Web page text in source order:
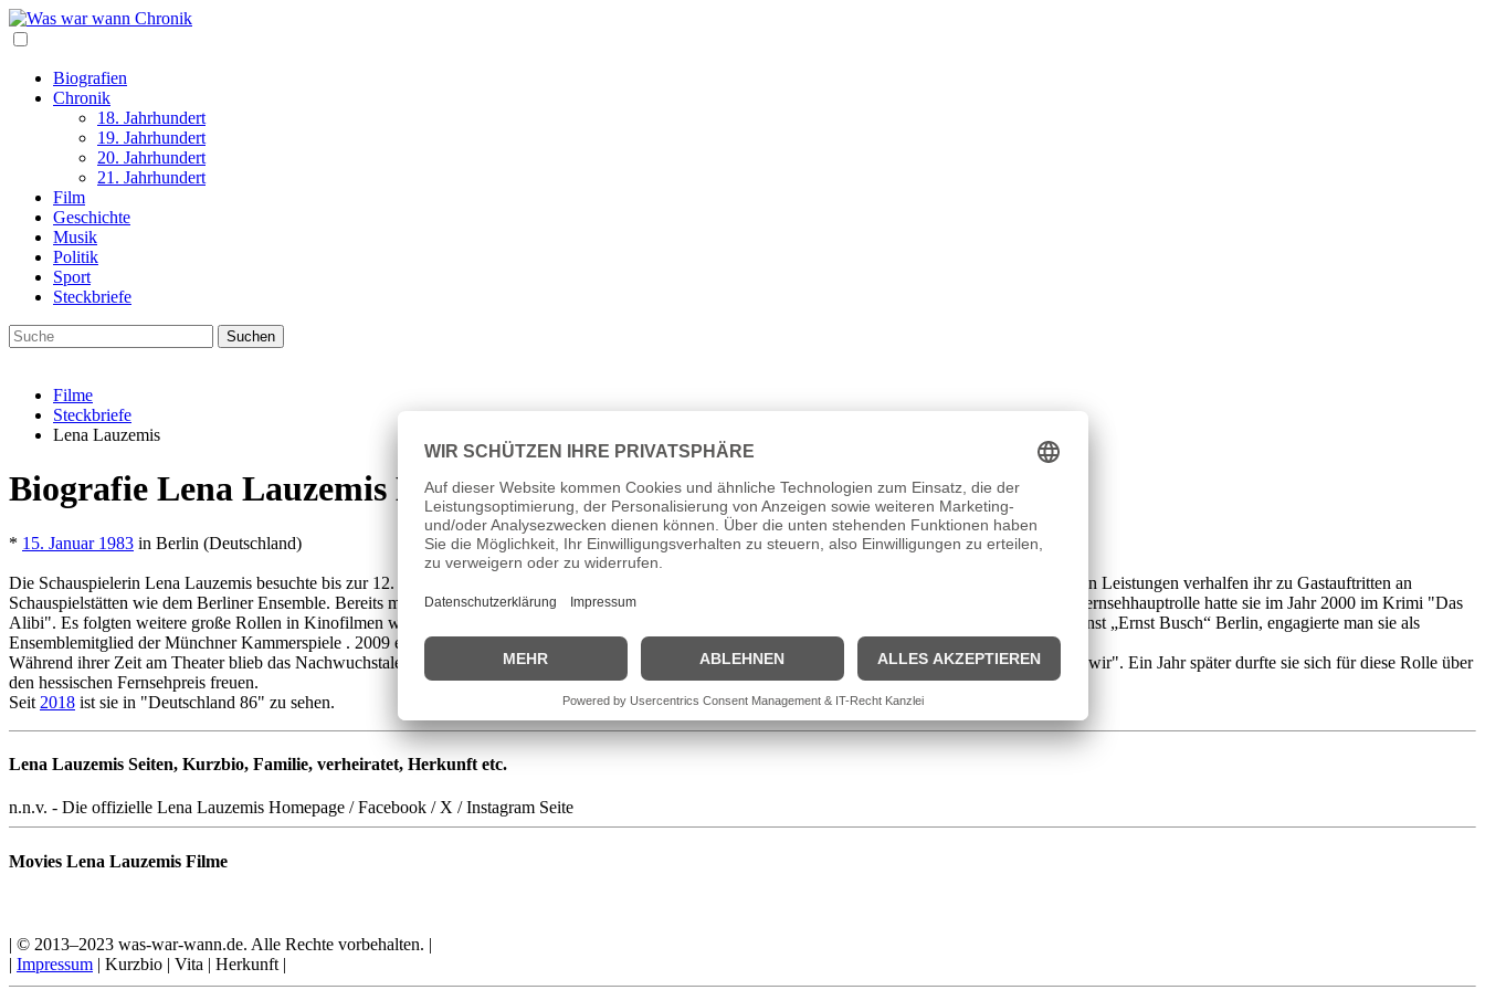
Biografien
Chronik
18. Jahrhundert
19. Jahrhundert
20. Jahrhundert
21. Jahrhundert
Film
Geschichte
Musik
Politik
Sport
Steckbriefe
Filme
Steckbriefe
Lena Lauzemis
Biografie Lena Lauzemis Lebenslauf
* 15. Januar 1983 in Berlin (Deutschland)
Die Schauspielerin Lena Lauzemis besuchte bis zur 12. Klasse das Gymnasium und kam bereits zu Schulzeiten mit dem Theater in Berührung. Ihre dortigen Leistungen verhalfen ihr zu Gastauftritten an
Schauspielstätten wie dem Berliner Ensemble. Bereits mit 15 verkörperte sie die Rolle Lavinia in Heiner Müllers Anatomie Titus Fall of Rome. Ihre erste Fernsehhauptrolle hatte sie im Jahr 2000 im Krimi "Das
Alibi". Es folgten weitere große Rollen in Kinofilmen wie "Herzrasen". Nach ihrer vierjährigen Schauspielausbildung an der Hochschule für Schauspielkunst „Ernst Busch“ Berlin, engagierte man sie als
Ensemblemitglied der Münchner Kammerspiele . 2009 erhielt sie den Nachwuchsförderpreis des Fördervereins Münchner Kammerspiele.
Während ihrer Zeit am Theater blieb das Nachwuchstalent 5 Jahre der Kinoleinwand fern. Ihr Comeback folgte 2010 als Protagonistin in "Wer wenn nicht wir". Ein Jahr später durfte sie sich für diese Rolle über
den hessischen Fernsehpreis freuen.
Seit 2018 ist sie in "Deutschland 86" zu sehen.
Lena Lauzemis Seiten, Kurzbio, Familie, verheiratet, Herkunft etc.
n.n.v. - Die offizielle Lena Lauzemis Homepage / Facebook / X / Instagram Seite
Movies Lena Lauzemis Filme
| © 2013–2023 was-war-wann.de. Alle Rechte vorbehalten. |
| Impressum | Kurzbio | Vita | Herkunft |